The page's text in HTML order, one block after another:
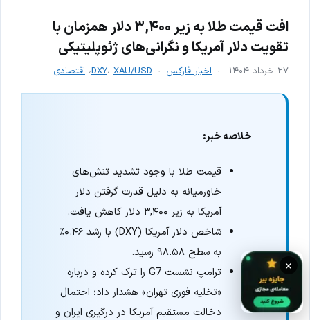
افت قیمت طلا به زیر ۳,۴۰۰ دلار همزمان با
تقویت دلار آمریکا و نگرانی‌های ژئوپلیتیکی
۲۷ خرداد ۱۴۰۴ اخبار فارکس DXY، XAU/USD ، اقتصادی
خلاصه خبر:
قیمت طلا با وجود تشدید تنش‌های
خاورمیانه به دلیل قدرت گرفتن دلار
آمریکا به زیر ۳,۴۰۰ دلار کاهش یافت.
شاخص دلار آمریکا (DXY) با رشد ۰.۴۶٪
به سطح ۹۸.۵۸ رسید.
ترامپ نشست G7 را ترک کرده و درباره
«تخلیه فوری تهران» هشدار داد؛ احتمال
دخالت مستقیم آمریکا در درگیری ایران و
×